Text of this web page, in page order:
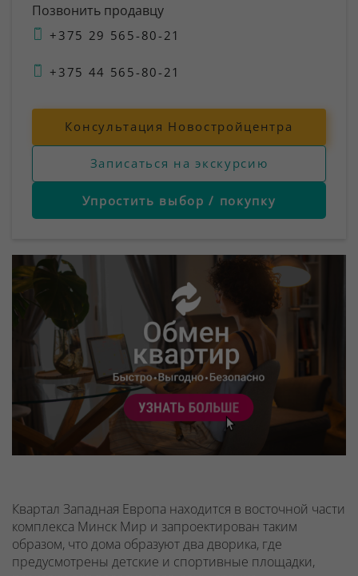
Позвонить продавцу
+375 29 565-80-21
+375 44 565-80-21
Консультация Новостройцентра
Записаться на экскурсию
Упростить выбор / покупку
Квартал Западная Европа находится в восточной части
комплекса Минск Мир и запроектирован таким
образом, что дома образуют два дворика, где
предусмотрены детские и спортивные площадки,